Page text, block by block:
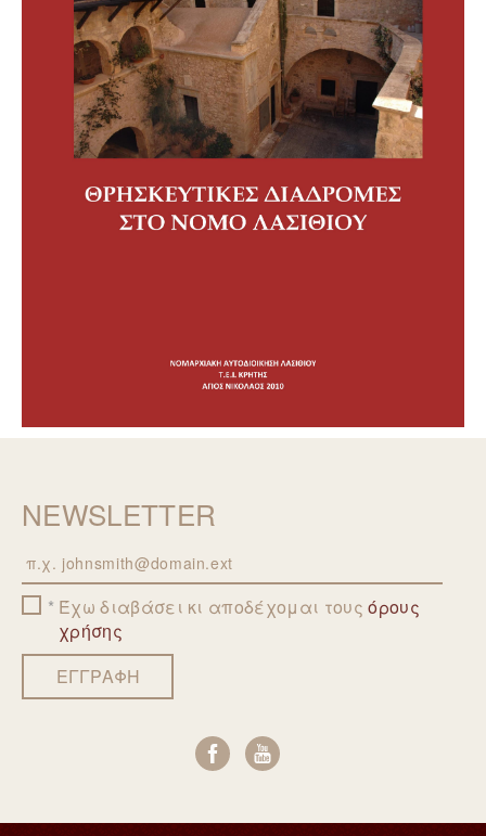
NEWSLETTER
EmailΈχω διαβάσει κι αποδέχομαι τουςόρους
χρήσης
ΕΓΓΡΑΦΗ